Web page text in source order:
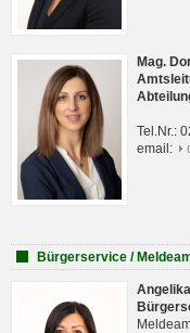
Mag.
Tel.Nr.:
email:
Bürgerservice /